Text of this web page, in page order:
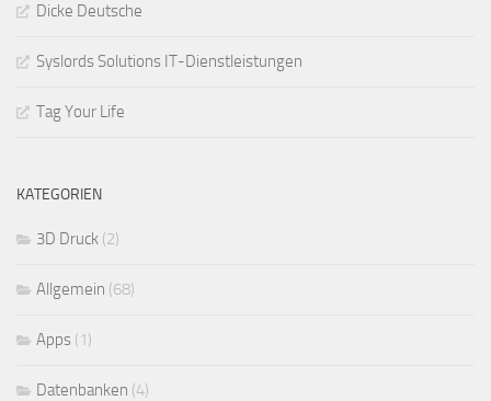
Dicke Deutsche
Syslords Solutions IT-Dienstleistungen
Tag Your Life
KATEGORIEN
3D Druck (2)
Allgemein (68)
Apps (1)
Datenbanken (4)